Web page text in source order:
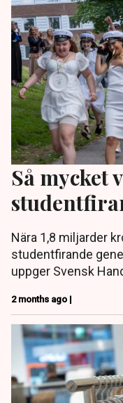
Så mycket
Nära 1,8 miljarder
studentfirande
uppger Svensk
2 months ago |